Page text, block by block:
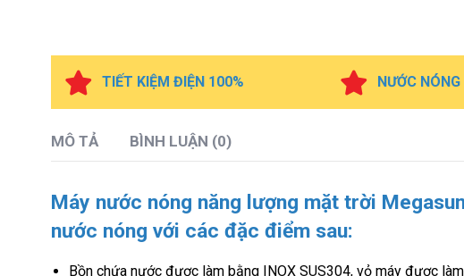
TIẾT KIỆM ĐIỆN 100% NƯỚC
MÔ TẢ BÌNH LUẬN (0)
Máy nước nóng năng lượng mặt trời
nước nóng với các đặc điểm sau:
Bồn chứa nước được làm bằng INOX SUS304, vỏ máy được